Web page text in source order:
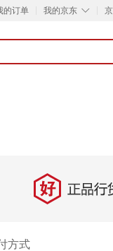
的订单 ◇
我的京东
好 正品行货
方式